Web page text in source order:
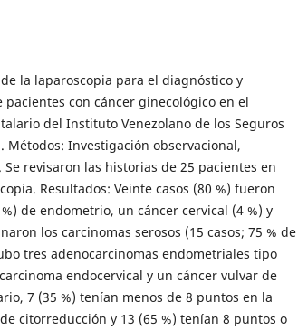
la laparoscopia para el diagnóstico y
con cáncer ginecológico en el
del Instituto Venezolano de los Seguros
Métodos: Investigación observacional,
revisaron las historias de 25 pacientes en
Resultados: Veinte casos (80 %) fueron
de endometrio, un cáncer cervical (4 %) y
los carcinomas serosos (15 casos; 75 % de
tres adenocarcinomas endometriales tipo
endocervical y un cáncer vulvar de
7 (35 %) tenían menos de 8 puntos en la
citorreducción y 13 (65 %) tenían 8 puntos o